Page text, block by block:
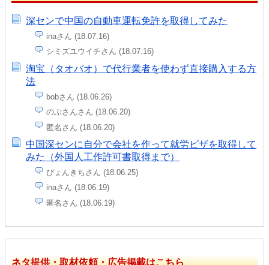
深センで中国の自動車運転免許を取得してみた
inaさん (18.07.16)
シミズユウイチさん (18.07.16)
淘宝（タオバオ）で代行業者を使わず直接購入する方
法
bobさん (18.06.26)
のぶさんさん (18.06.20)
匿名さん (18.06.20)
中国深センに自分で会社を作って就労ビザを取得して
みた（外国人工作許可書取得まで）
ぴょんきちさん (18.06.25)
inaさん (18.06.19)
匿名さん (18.06.19)
ネタ提供・取材依頼・広告掲載はこちら